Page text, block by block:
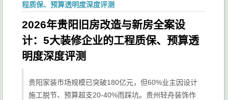
程质保、预算透明度深度评测
2026年贵阳旧房改造与新房全案设
计：5大装修企业的工程质保、预算透
明度深度评测
贵阳家装市场规模已突破180亿元，但60%业主因设计
施工脱节、预算超支20-40%而踩坑。贵州轻舟装饰作